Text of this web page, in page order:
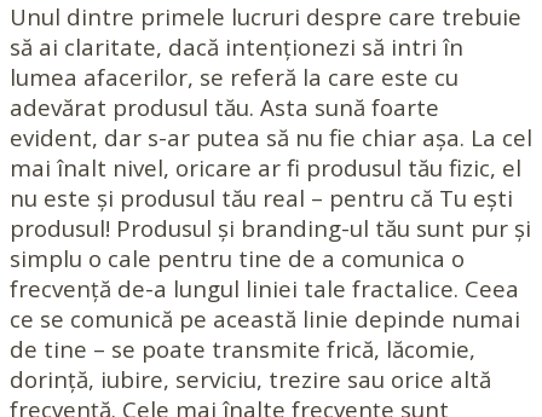
Unul dintre primele lucruri despre care trebuie
să ai claritate, dacă intenționezi să intri în
lumea afacerilor, se referă la care este cu
adevărat produsul tău. Asta sună foarte
evident, dar s-ar putea să nu fie chiar așa. La cel
mai înalt nivel, oricare ar fi produsul tău fizic, el
nu este și produsul tău real – pentru că Tu ești
produsul! Produsul și branding-ul tău sunt pur și
simplu o cale pentru tine de a comunica o
frecvență de-a lungul liniei tale fractalice. Ceea
ce se comunică pe această linie depinde numai
de tine – se poate transmite frică, lăcomie,
dorință, iubire, serviciu, trezire sau orice altă
frecvență. Cele mai înalte frecvențe sunt